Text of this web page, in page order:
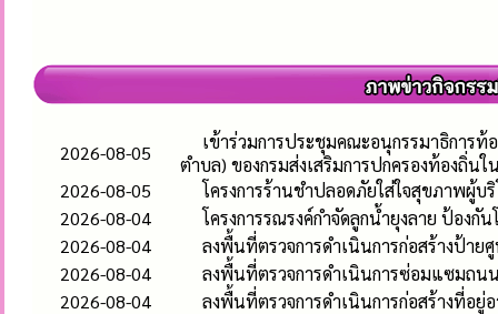
2026-08-05
เข้าร่วมการประชุมคณะอนุกรรมาธิการ
ตำบล) ของกรมส่งเสริมการปกครองท้องถิ่นใ
2026-08-05
โครงการร้านชำปลอดภัยใส่ใจสุขภาพผู้บ
2026-08-04
โครงการรณรงค์กำจัดลูกน้ำยุงลาย ป้อง
2026-08-04
ลงพื้นที่ตรวจการดำเนินการก่อสร้างป้า
2026-08-04
ลงพื้นที่ตรวจการดำเนินการซ่อมแซมถน
2026-08-04
ลงพื้นที่ตรวจการดำเนินการก่อสร้างที่อ